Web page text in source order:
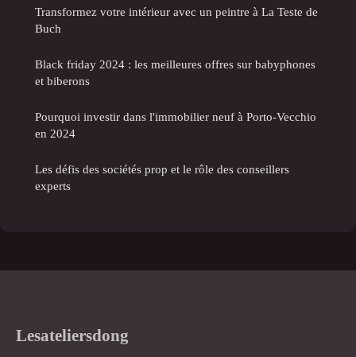
Transformez votre intérieur avec un peintre à La Teste de
Buch
Black friday 2024 : les meilleures offres sur babyphones
et biberons
Pourquoi investir dans l'immobilier neuf à Porto-Vecchio
en 2024
Les défis des sociétés prop et le rôle des conseillers
experts
Lesateliersdong